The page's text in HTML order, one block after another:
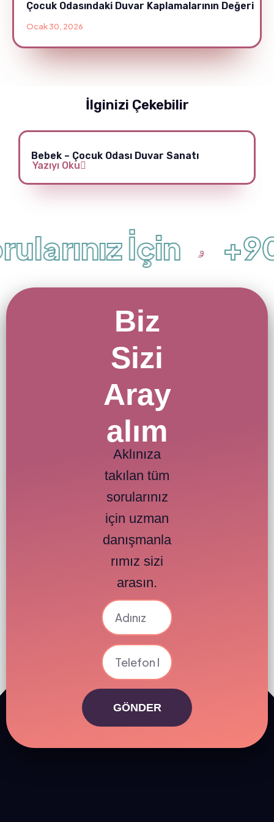
Çocuk Odasındaki Duvar Kaplamalarının Değeri
Ocak 30, 2026
İlginizi Çekebilir
Bebek – Çocuk Odası Duvar Sanatı
Yazıyı Oku
İçin
Biz
Sizi
Aray
alım
Aklınıza
takılan tüm
sorularınız
için uzman
danışmanla
rımız sizi
arasın.
GÖNDER